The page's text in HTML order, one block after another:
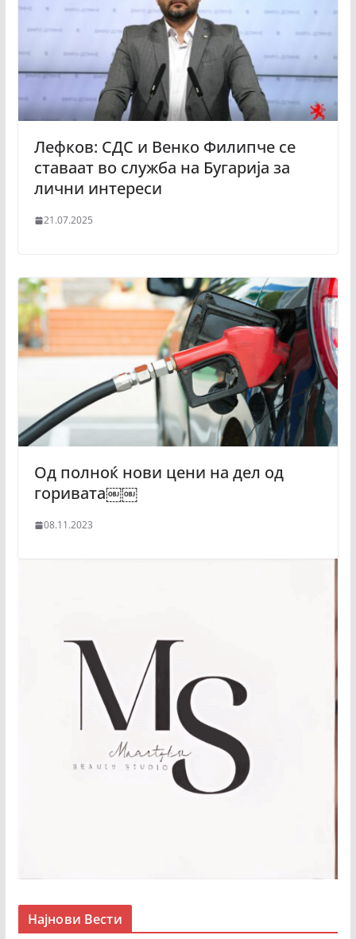
Лефков: СДС и Венко Филипче се
ставаат во служба на Бугарија за
лични интереси
21.07.2025
Од полноќ нови цени на дел од
горивата￼￼
08.11.2023
Најнови Вести